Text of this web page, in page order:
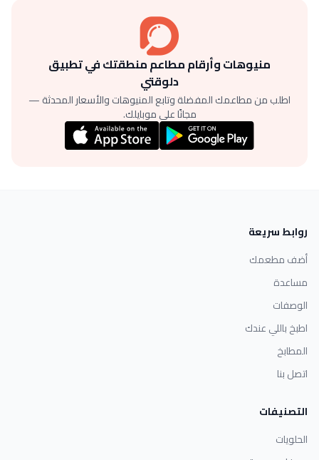
منيوهات وأرقام مطاعم منطقتك في تطبيق
دلوقتي
اطلب من مطاعمك المفضلة وتابع المنيوهات والأسعار المحدثة —
مجانًا على موبايلك.
روابط سريعة
أضف مطعمك
مساعدة
الوصفات
اطبخ باللي عندك
المطابخ
اتصل بنا
التصنيفات
الحلويات